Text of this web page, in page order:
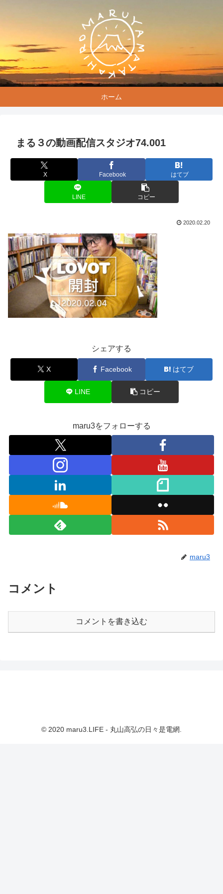
ホーム
まる３の動画配信スタジオ74.001
X Facebook はてブ
LINE コピー
2020.02.20
シェアする
X Facebook はてブ
LINE コピー
maru3をフォローする
maru3
コメント
コメントを書き込む
© 2020 maru3.LIFE - 丸山高弘の日々是電網.